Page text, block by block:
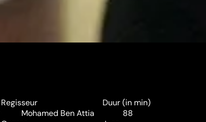
Regisseur
Mohamed Ben Attia
Duur (in min)
88